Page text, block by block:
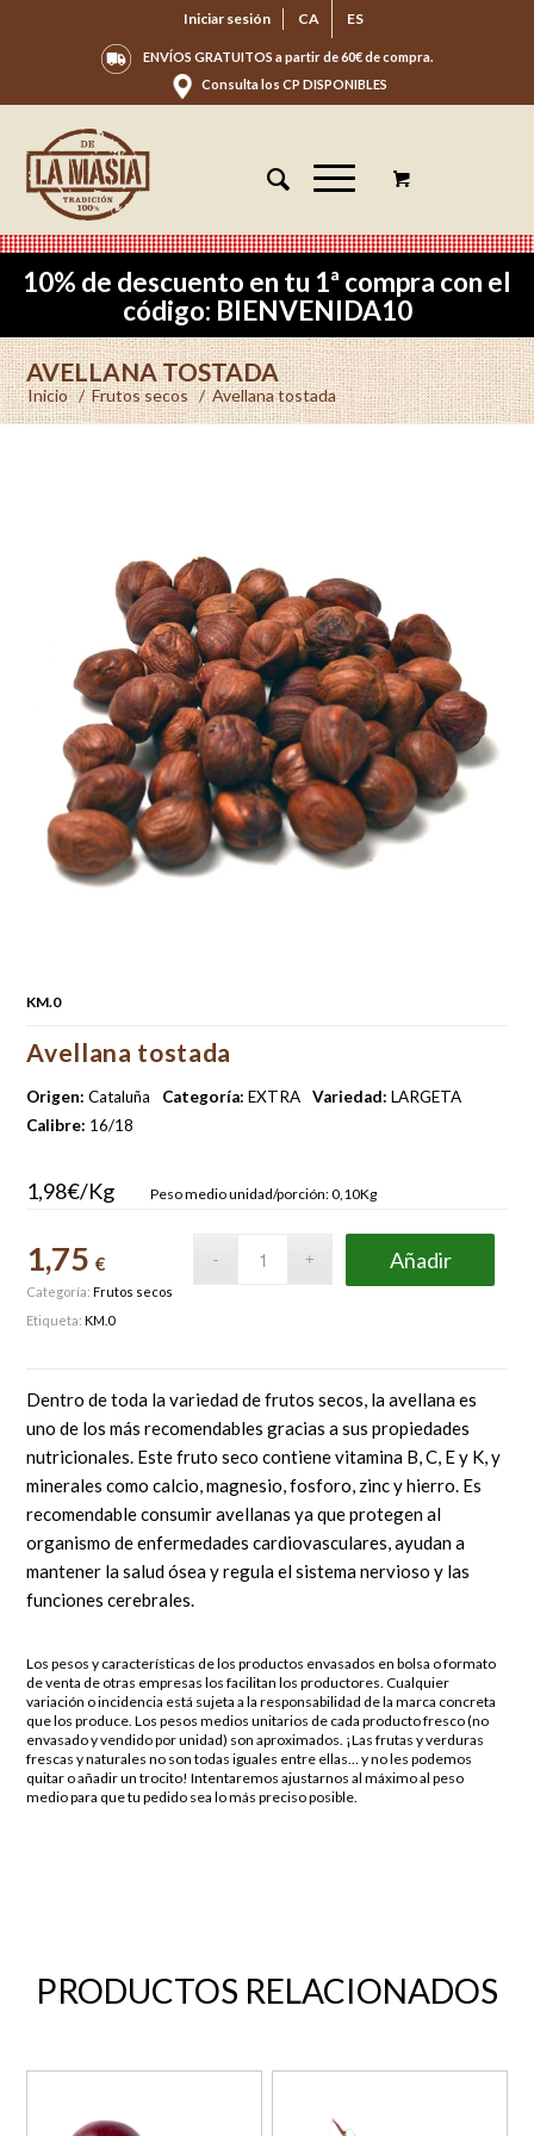
Iniciar sesión CA ES
ENVÍOS GRATUITOS a partir de 60€ de compra.
Consulta los CP DISPONIBLES
10% de descuento en tu 1ª compra con el
código: BIENVENIDA10
AVELLANA TOSTADA
Inicio / Frutos secos / Avellana tostada
KM.0
Avellana tostada
Origen: Cataluña Categoría: EXTRA Variedad: LARGETA
Calibre: 16/18
1,98€/Kg Peso medio unidad/porción: 0,10Kg
1,75€ Añadir
Categoría:Frutos secos
Etiqueta:KM.0
Dentro de toda la variedad de frutos secos, la avellana es
uno de los más recomendables gracias a sus propiedades
nutricionales. Este fruto seco contiene vitamina B, C, E y K, y
minerales como calcio, magnesio, fosforo, zinc y hierro. Es
recomendable consumir avellanas ya que protegen al
organismo de enfermedades cardiovasculares, ayudan a
mantener la salud ósea y regula el sistema nervioso y las
funciones cerebrales.
Los pesos y características de los productos envasados en bolsa o formato
de venta de otras empresas los facilitan los productores. Cualquier
variación o incidencia está sujeta a la responsabilidad de la marca concreta
que los produce. Los pesos medios unitarios de cada producto fresco (no
envasado y vendido por unidad) son aproximados. ¡Las frutas y verduras
frescas y naturales no son todas iguales entre ellas… y no les podemos
quitar o añadir un trocito! Intentaremos ajustarnos al máximo al peso
medio para que tu pedido sea lo más preciso posible.
PRODUCTOS RELACIONADOS